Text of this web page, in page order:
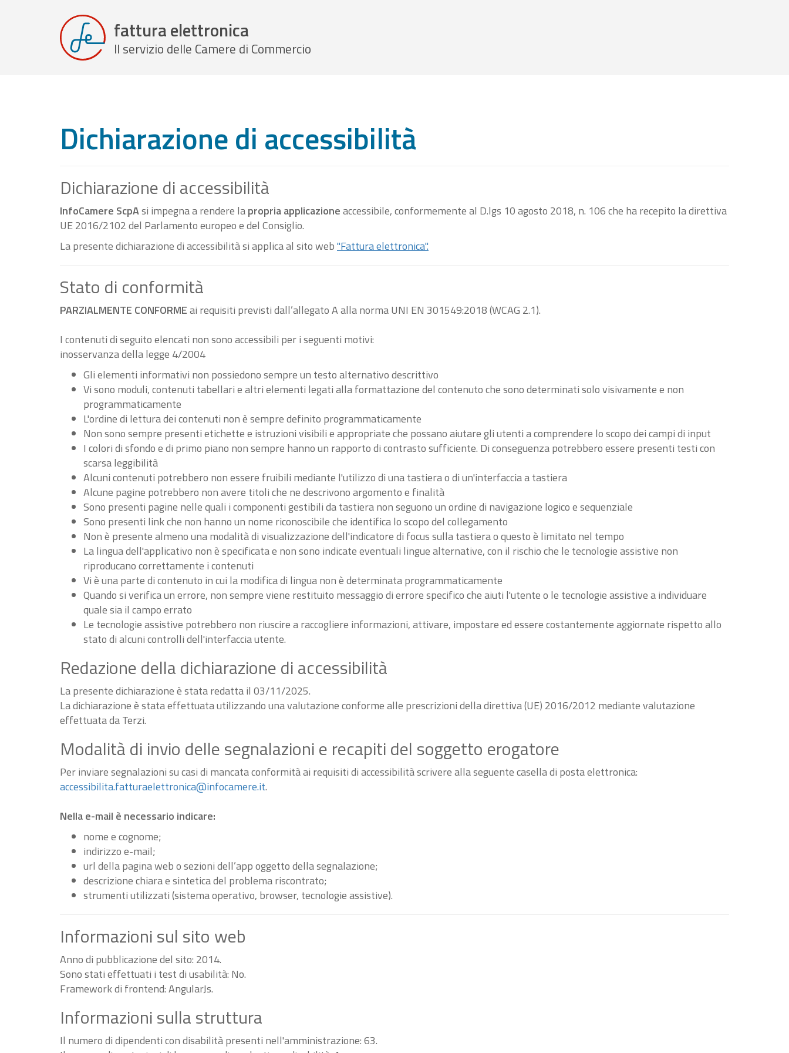
fattura elettronica
Il servizio delle Camere di Commercio
Dichiarazione di accessibilità
Dichiarazione di accessibilità
InfoCamere ScpAsi impegna a rendere lapropria applicazioneaccessibile, conformemente al D.lgs 10 agosto 2018, n. 106 che ha recepito la direttiva
UE 2016/2102 del Parlamento europeo e del Consiglio.
La presente dichiarazione di accessibilità si applica al sito web"Fattura elettronica".
Stato di conformità
PARZIALMENTE CONFORMEai requisiti previsti dall’allegato A alla norma UNI EN 301549:2018 (WCAG 2.1).
I contenuti di seguito elencati non sono accessibili per i seguenti motivi:
inosservanza della legge 4/2004
Gli elementi informativi non possiedono sempre un testo alternativo descrittivo
Vi sono moduli, contenuti tabellari e altri elementi legati alla formattazione del contenuto che sono determinati solo visivamente e non
programmaticamente
L'ordine di lettura dei contenuti non è sempre definito programmaticamente
Non sono sempre presenti etichette e istruzioni visibili e appropriate che possano aiutare gli utenti a comprendere lo scopo dei campi di input
I colori di sfondo e di primo piano non sempre hanno un rapporto di contrasto sufficiente. Di conseguenza potrebbero essere presenti testi con
scarsa leggibilità
Alcuni contenuti potrebbero non essere fruibili mediante l'utilizzo di una tastiera o di un'interfaccia a tastiera
Alcune pagine potrebbero non avere titoli che ne descrivono argomento e finalità
Sono presenti pagine nelle quali i componenti gestibili da tastiera non seguono un ordine di navigazione logico e sequenziale
Sono presenti link che non hanno un nome riconoscibile che identifica lo scopo del collegamento
Non è presente almeno una modalità di visualizzazione dell'indicatore di focus sulla tastiera o questo è limitato nel tempo
La lingua dell'applicativo non è specificata e non sono indicate eventuali lingue alternative, con il rischio che le tecnologie assistive non
riproducano correttamente i contenuti
Vi è una parte di contenuto in cui la modifica di lingua non è determinata programmaticamente
Quando si verifica un errore, non sempre viene restituito messaggio di errore specifico che aiuti l'utente o le tecnologie assistive a individuare
quale sia il campo errato
Le tecnologie assistive potrebbero non riuscire a raccogliere informazioni, attivare, impostare ed essere costantemente aggiornate rispetto allo
stato di alcuni controlli dell'interfaccia utente.
Redazione della dichiarazione di accessibilità
La presente dichiarazione è stata redatta il 03/11/2025.
La dichiarazione è stata effettuata utilizzando una valutazione conforme alle prescrizioni della direttiva (UE) 2016/2012 mediante valutazione
effettuata da Terzi.
Modalità di invio delle segnalazioni e recapiti del soggetto erogatore
Per inviare segnalazioni su casi di mancata conformità ai requisiti di accessibilità scrivere alla seguente casella di posta elettronica:
accessibilita.fatturaelettronica@infocamere.it.
Nella e-mail è necessario indicare:
nome e cognome;
indirizzo e-mail;
url della pagina web o sezioni dell’app oggetto della segnalazione;
descrizione chiara e sintetica del problema riscontrato;
strumenti utilizzati (sistema operativo, browser, tecnologie assistive).
Informazioni sul sito web
Anno di pubblicazione del sito: 2014.
Sono stati effettuati i test di usabilità: No.
Framework di frontend: AngularJs.
Informazioni sulla struttura
Il numero di dipendenti con disabilità presenti nell'amministrazione: 63.